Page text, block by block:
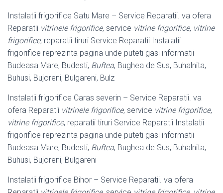
Instalatii frigorifice Satu Mare – Service Reparatii. va ofera
Reparatii vitrinele frigorifice, service vitrine frigorifice, vitrine
frigorifice, reparatii tiruri Service Reparatii Instalatii
frigorifice reprezinta pagina unde puteti gasi informatii
Budeasa Mare, Budesti, Buftea, Bughea de Sus, Buhalnita,
Buhusi, Bujoreni, Bulgareni, Bulz
Instalatii frigorifice Caras severin – Service Reparatii. va
ofera Reparatii vitrinele frigorifice, service vitrine frigorifice,
vitrine frigorifice, reparatii tiruri Service Reparatii Instalatii
frigorifice reprezinta pagina unde puteti gasi informatii
Budeasa Mare, Budesti, Buftea, Bughea de Sus, Buhalnita,
Buhusi, Bujoreni, Bulgareni
Instalatii frigorifice Bihor – Service Reparatii. va ofera